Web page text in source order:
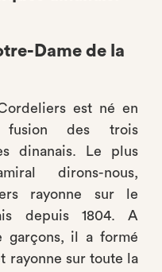
Dame de la
est né en
des trois
dinanais. Le plus
dirons-nous,
rayonne sur le
depuis 1804. A
garçons, il a formé
rayonne sur toute la